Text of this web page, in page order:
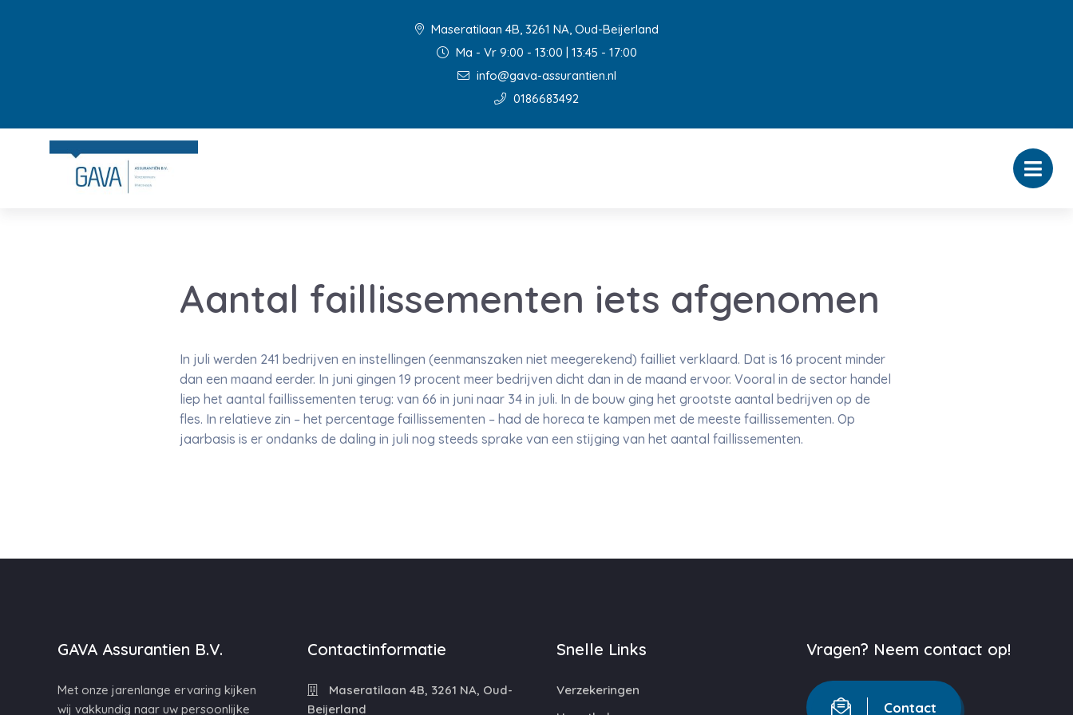
Maseratilaan 4B, 3261 NA, Oud-Beijerland
Ma - Vr 9:00 - 13:00 | 13:45 - 17:00
info@gava-assurantien.nl
0186683492
Aantal faillissementen iets afgenomen
In juli werden 241 bedrijven en instellingen (eenmanszaken niet meegerekend) failliet verklaard. Dat is 16 procent minder
dan een maand eerder. In juni gingen 19 procent meer bedrijven dicht dan in de maand ervoor. Vooral in de sector handel
liep het aantal faillissementen terug: van 66 in juni naar 34 in juli. In de bouw ging het grootste aantal bedrijven op de
fles. In relatieve zin – het percentage faillissementen – had de horeca te kampen met de meeste faillissementen. Op
jaarbasis is er ondanks de daling in juli nog steeds sprake van een stijging van het aantal faillissementen.
GAVA Assurantien B.V.
Met onze jarenlange ervaring kijken
wij vakkundig naar uw persoonlijke
Contactinformatie
Maseratilaan 4B, 3261 NA, Oud-
Beijerland
Snelle Links
Verzekeringen
Vragen? Neem contact op!
Contact